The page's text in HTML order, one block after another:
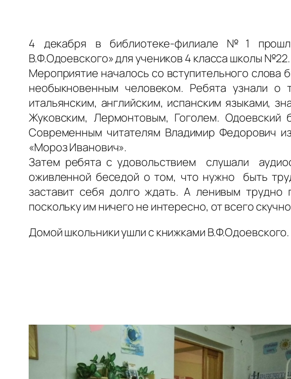
4 декабря в библиотеке-филиале №1
В.Ф.Одоевского» для учеников 4 класса школы №22.
Мероприятие началось со вступительного слова
необыкновенным человеком. Ребята узнали
итальянским, английским, испанским языками,
Жуковским, Лермонтовым, Гоголем.
Современным читателям Владимир Федорович
«Мороз Иванович».
Затем ребята с удовольствием слушали
оживленной беседой о том, что нужно быть
заставит себя долго ждать. А ленивым трудно
поскольку им ничего не интересно, от всего
Домой школьники ушли с книжками В.Ф.Одоевского.